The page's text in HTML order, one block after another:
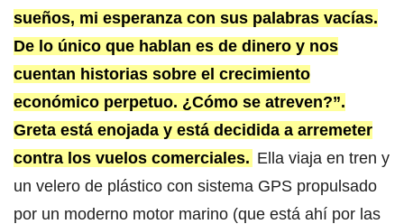
sueños, mi esperanza con sus palabras vacías.
De lo único que hablan es de dinero y nos
cuentan historias sobre el crecimiento
económico perpetuo. ¿Cómo se atreven?”.
Greta está enojada y está decidida a arremeter
contra los vuelos comerciales. Ella viaja en tren y
un velero de plástico con sistema GPS propulsado
por un moderno motor marino (que está ahí por las